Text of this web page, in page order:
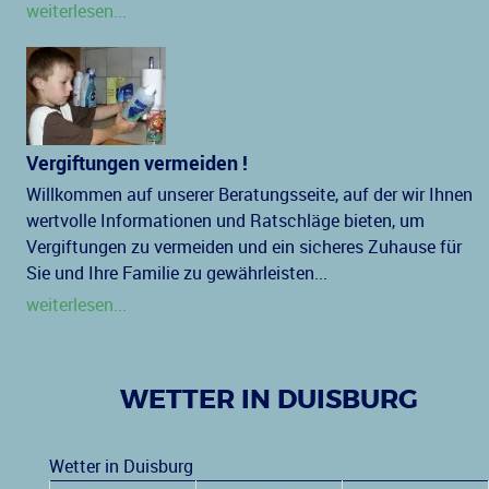
weiterlesen...
Vergiftungen vermeiden !
Willkommen auf unserer Beratungsseite, auf der wir Ihnen
wertvolle Informationen und Ratschläge bieten, um
Vergiftungen zu vermeiden und ein sicheres Zuhause für
Sie und Ihre Familie zu gewährleisten...
weiterlesen...
WETTER IN DUISBURG
Wetter in Duisburg